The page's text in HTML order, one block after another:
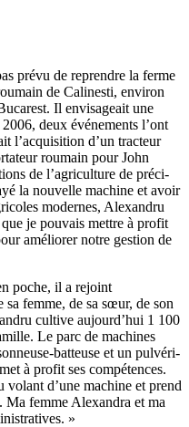
prévu de reprendre la ferme
de Cali­nesti, environ
Il envi­sa­geait une
deux événe­ments l’ont
l’acquisition d’un trac­teur
roumain pour John
de l’agriculture de préci­
la nouvelle machine et avoir
modernes, Alexandru
je pouvais mettre à profit
améliorer notre gestion de
poche, il a rejoint
femme, de sa sœur, de son
cultive aujourd’hui 1 100
Le parc de machines
batteuse et un pulvé­ri­
à profit ses compé­tences.
d’une machine et prend
Ma femme Alexandra et ma
»